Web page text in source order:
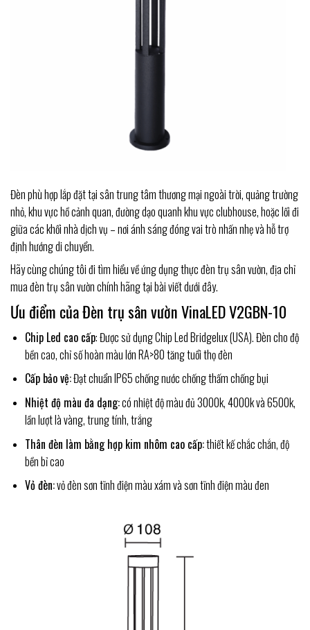
Đèn phù hợp lắp đặt tại sân trung tâm thương mại ngoài trời, quảng trường
nhỏ, khu vực hồ cảnh quan, đường dạo quanh khu vực clubhouse, hoặc lối đi
giữa các khối nhà dịch vụ – nơi ánh sáng đóng vai trò nhấn nhẹ và hỗ trợ
định hướng di chuyển.
Hãy cùng chúng tôi đi tìm hiểu về ứng dụng thực đèn trụ sân vườn, địa chỉ
mua đèn trụ sân vườn chính hãng tại bài viết dưới đây.
Ưu điểm của Đèn trụ sân vườn VinaLED V2GBN-10
Chip Led cao cấp: Được sử dụng Chip Led Bridgelux (USA). Đèn cho độ
bền cao, chỉ số hoàn màu lớn RA>80 tăng tuổi thọ đèn
Cấp bảo vệ:Đạt chuẩn IP65 chống nước chống thấm chống bụi
Nhiệt độ màu đa dạng:có nhiệt độ màu đủ 3000k, 4000k và 6500k,
lần lượt là vàng, trung tính, trắng
Thân đèn làm bằng hợp kim nhôm cao cấp:thiết kế chắc chắn, độ
bền bỉ cao
Vỏ đèn:vỏ đèn sơn tĩnh điện màu xám và sơn tĩnh điện màu đen